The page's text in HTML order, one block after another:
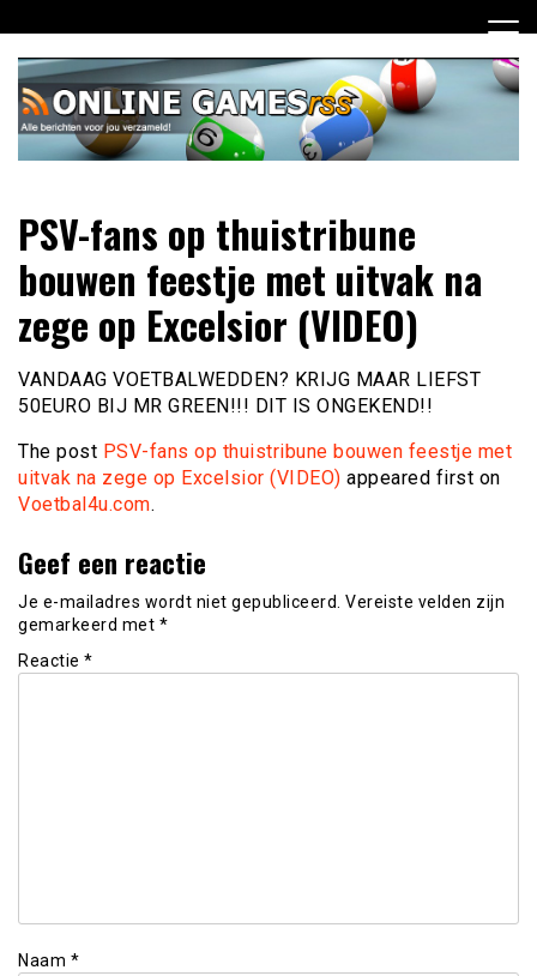
naar
inhoud
Online Games RSS
verzameld
PSV-fans op thuistribune
bouwen feestje met uitvak na
zege op Excelsior (VIDEO)
VANDAAG VOETBALWEDDEN? KRIJG MAAR LIEFST
50EURO BIJ MR GREEN!!! DIT IS ONGEKEND!!
The post PSV-fans op thuistribune bouwen feestje met
uitvak na zege op Excelsior (VIDEO) appeared first on
Voetbal4u.com.
Geef een reactie
Je e-mailadres wordt niet gepubliceerd. Vereiste velden zijn
gemarkeerd met *
Reactie *
Naam *